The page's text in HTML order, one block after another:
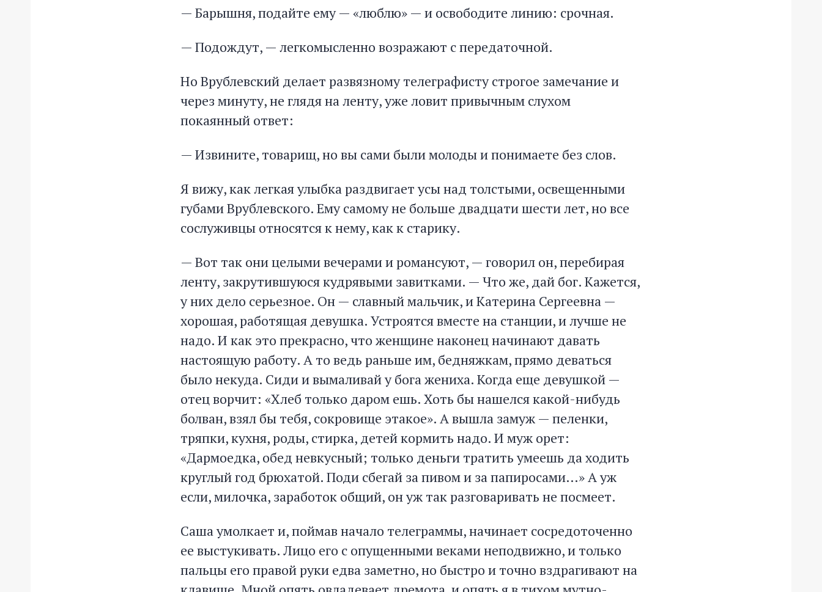
— Барышня, подайте ему — «люблю» — и освободите линию: срочная.
— Подождут, — легкомысленно возражают с передаточной.
Но Врублевский делает развязному телеграфисту строгое замечание и
через минуту, не глядя на ленту, уже ловит привычным слухом
покаянный ответ:
— Извините, товарищ, но вы сами были молоды и понимаете без слов.
Я вижу, как легкая улыбка раздвигает усы над толстыми, освещенными
губами Врублевского. Ему самому не больше двадцати шести лет, но все
сослуживцы относятся к нему, как к старику.
— Вот так они целыми вечерами и романсуют, — говорил он, перебирая
ленту, закрутившуюся кудрявыми завитками. — Что же, дай бог. Кажется,
у них дело серьезное. Он — славный мальчик, и Катерина Сергеевна —
хорошая, работящая девушка. Устроятся вместе на станции, и лучше не
надо. И как это прекрасно, что женщине наконец начинают давать
настоящую работу. А то ведь раньше им, бедняжкам, прямо деваться
было некуда. Сиди и вымаливай у бога жениха. Когда еще девушкой —
отец ворчит: «Хлеб только даром ешь. Хоть бы нашелся какой-нибудь
болван, взял бы тебя, сокровище этакое». А вышла замуж — пеленки,
тряпки, кухня, роды, стирка, детей кормить надо. И муж орет:
«Дармоедка, обед невкусный; только деньги тратить умеешь да ходить
круглый год брюхатой. Поди сбегай за пивом и за папиросами…» А уж
если, милочка, заработок общий, он уж так разговаривать не посмеет.
Саша умолкает и, поймав начало телеграммы, начинает сосредоточенно
ее выстукивать. Лицо его с опущенными веками неподвижно, и только
пальцы его правой руки едва заметно, но быстро и точно вздрагивают на